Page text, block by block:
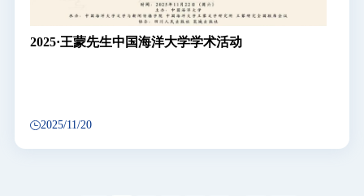
2025·王蒙先生中国海洋大学学术活动
2025/11/20